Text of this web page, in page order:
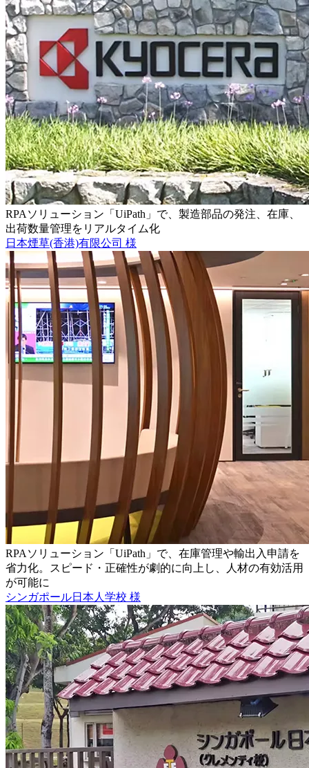
RPAソリューション「UiPath」で、製造部品の発注、在庫、
出荷数量管理をリアルタイム化
日本煙草(香港)有限公司 様
RPAソリューション「UiPath」で、在庫管理や輸出入申請を
省力化。スピード・正確性が劇的に向上し、人材の有効活用
が可能に
シンガポール日本人学校 様